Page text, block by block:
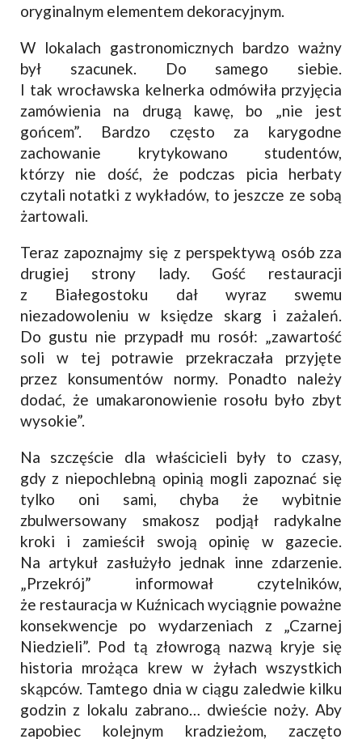
oryginalnym elementem dekoracyjnym.
W lokalach gastronomicznych bardzo ważny
był szacunek. Do samego siebie.
I tak wrocławska kelnerka odmówiła przyjęcia
zamówienia na drugą kawę, bo „nie jest
gońcem”. Bardzo często za karygodne
zachowanie krytykowano studentów,
którzy nie dość, że podczas picia herbaty
czytali notatki z wykładów, to jeszcze ze sobą
żartowali.
Teraz zapoznajmy się z perspektywą osób zza
drugiej strony lady. Gość restauracji
z Białegostoku dał wyraz swemu
niezadowoleniu w księdze skarg i zażaleń.
Do gustu nie przypadł mu rosół: „zawartość
soli w tej potrawie przekraczała przyjęte
przez konsumentów normy. Ponadto należy
dodać, że umakaronowienie rosołu było zbyt
wysokie”.
Na szczęście dla właścicieli były to czasy,
gdy z niepochlebną opinią mogli zapoznać się
tylko oni sami, chyba że wybitnie
zbulwersowany smakosz podjął radykalne
kroki i zamieścił swoją opinię w gazecie.
Na artykuł zasłużyło jednak inne zdarzenie.
„Przekrój” informował czytelników,
że restauracja w Kuźnicach wyciągnie poważne
konsekwencje po wydarzeniach z „Czarnej
Niedzieli”. Pod tą złowrogą nazwą kryje się
historia mrożąca krew w żyłach wszystkich
skąpców. Tamtego dnia w ciągu zaledwie kilku
godzin z lokalu zabrano… dwieście noży. Aby
zapobiec kolejnym kradzieżom, zaczęto